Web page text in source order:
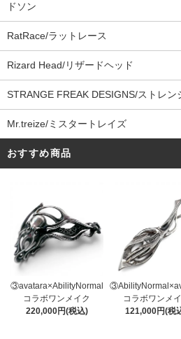
ドソン
RatRace/ラットレース
Rizard Head/リザードヘッド
STRANGE FREAK DESIGNS/ストレン
Mr.treize/ミスタートレイズ
おすすめ商品
③avatara×AbilityNormal
コラボワンメイク
220,000円(税込)
コラボワンメ
121,000円(税